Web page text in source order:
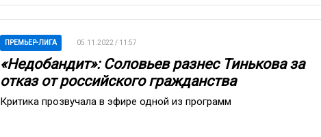
ПРЕМЬЕР-ЛИГА 05.11.2022 / 11:57
«Недобандит»: Соловьев разнес Тинькова за
отказ от российского гражданства
Критика прозвучала в эфире одной из программ